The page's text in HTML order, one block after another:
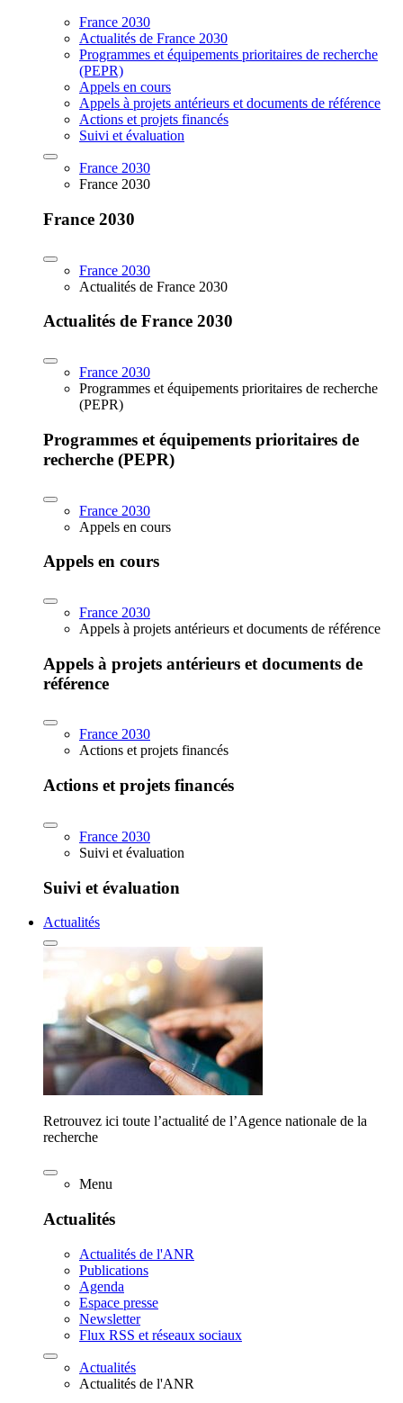
France 2030
Actualités de France 2030
Programmes et équipements prioritaires de recherche
(PEPR)
Appels en cours
Appels à projets antérieurs et documents de référence
Actions et projets financés
Suivi et évaluation
France 2030
France 2030
France 2030
France 2030
Actualités de France 2030
Actualités de France 2030
France 2030
Programmes et équipements prioritaires de recherche
(PEPR)
Programmes et équipements prioritaires de
recherche (PEPR)
France 2030
Appels en cours
Appels en cours
France 2030
Appels à projets antérieurs et documents de référence
Appels à projets antérieurs et documents de
référence
France 2030
Actions et projets financés
Actions et projets financés
France 2030
Suivi et évaluation
Suivi et évaluation
Actualités
Retrouvez ici toute l’actualité de l’Agence nationale de la
recherche
Menu
Actualités
Actualités de l'ANR
Publications
Agenda
Espace presse
Newsletter
Flux RSS et réseaux sociaux
Actualités
Actualités de l'ANR